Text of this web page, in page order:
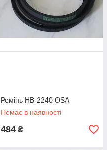
Ремінь HB-2240 OSA
Немає в наявності
484 ₴